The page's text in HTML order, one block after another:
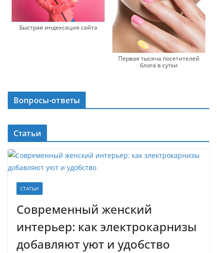
Быстрая индексация сайта
Первая тысяча посетителей
блога в сутки
Вопросы-ответы
Статьи
СТАТЬИ
Современный женский
интерьер: как электрокарнизы
добавляют уют и удобство